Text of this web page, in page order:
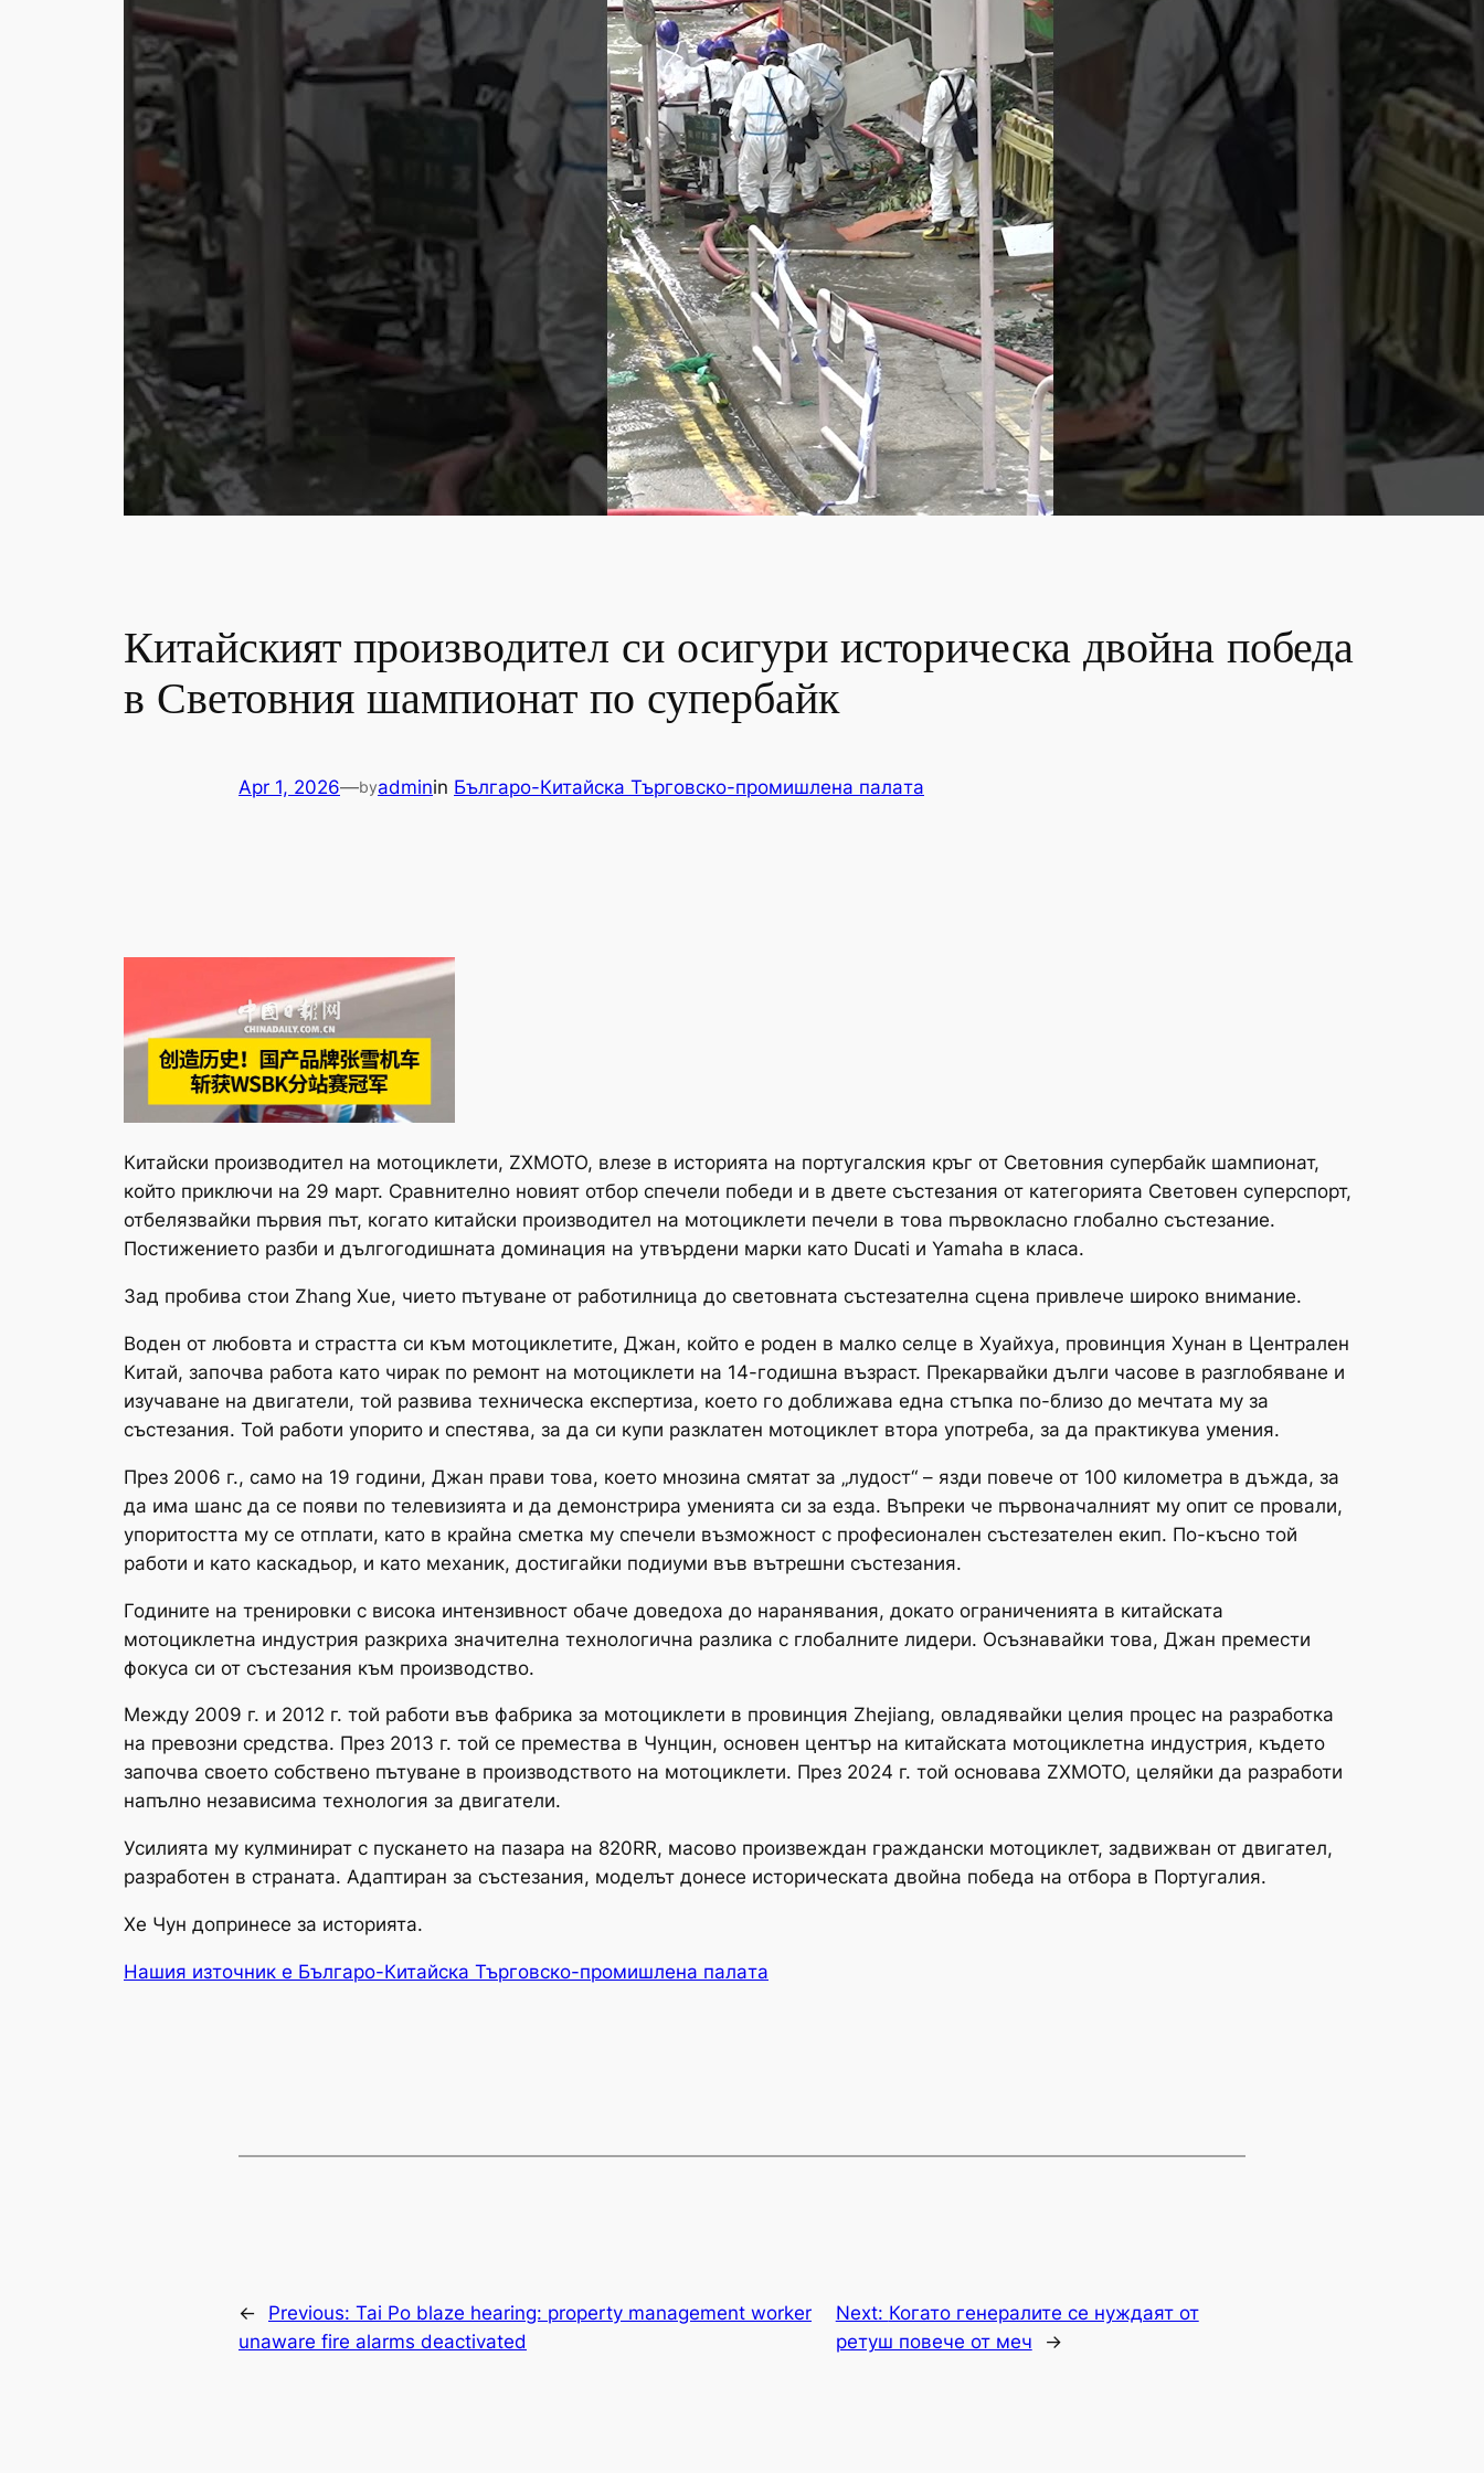
Китайският производител си осигури историческа двойна победа
в Световния шампионат по супербайк
Apr 1, 2026—byadminin Българо-Китайска Търговско-промишлена палaта
Китайски производител на мотоциклети, ZXMOTO, влезе в историята на португалския кръг от Световния супербайк шампионат,
който приключи на 29 март. Сравнително новият отбор спечели победи и в двете състезания от категорията Световен суперспорт,
отбелязвайки първия път, когато китайски производител на мотоциклети печели в това първокласно глобално състезание.
Постижението разби и дългогодишната доминация на утвърдени марки като Ducati и Yamaha в класа.
Зад пробива стои Zhang Xue, чието пътуване от работилница до световната състезателна сцена привлече широко внимание.
Воден от любовта и страстта си към мотоциклетите, Джан, който е роден в малко селце в Хуайхуа, провинция Хунан в Централен
Китай, започва работа като чирак по ремонт на мотоциклети на 14-годишна възраст. Прекарвайки дълги часове в разглобяване и
изучаване на двигатели, той развива техническа експертиза, което го доближава една стъпка по-близо до мечтата му за
състезания. Той работи упорито и спестява, за да си купи разклатен мотоциклет втора употреба, за да практикува умения.
През 2006 г., само на 19 години, Джан прави това, което мнозина смятат за „лудост“ – язди повече от 100 километра в дъжда, за
да има шанс да се появи по телевизията и да демонстрира уменията си за езда. Въпреки че първоначалният му опит се провали,
упоритостта му се отплати, като в крайна сметка му спечели възможност с професионален състезателен екип. По-късно той
работи и като каскадьор, и като механик, достигайки подиуми във вътрешни състезания.
Годините на тренировки с висока интензивност обаче доведоха до наранявания, докато ограниченията в китайската
мотоциклетна индустрия разкриха значителна технологична разлика с глобалните лидери. Осъзнавайки това, Джан премести
фокуса си от състезания към производство.
Между 2009 г. и 2012 г. той работи във фабрика за мотоциклети в провинция Zhejiang, овладявайки целия процес на разработка
на превозни средства. През 2013 г. той се премества в Чунцин, основен център на китайската мотоциклетна индустрия, където
започва своето собствено пътуване в производството на мотоциклети. През 2024 г. той основава ZXMOTO, целяйки да разработи
напълно независима технология за двигатели.
Усилията му кулминират с пускането на пазара на 820RR, масово произвеждан граждански мотоциклет, задвижван от двигател,
разработен в страната. Адаптиран за състезания, моделът донесе историческата двойна победа на отбора в Португалия.
Хе Чун допринесе за историята.
Нашия източник е Българо-Китайска Търговско-промишлена палaта
← Previous: Tai Po blaze hearing: property management worker
unaware fire alarms deactivated
Next: Когато генералите се нуждаят от
ретуш повече от меч
→